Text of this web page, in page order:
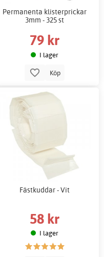
Permanenta klisterprickar
3mm - 325 st
79 kr
I lager
Köp
Fästkuddar - Vit
58 kr
I lager